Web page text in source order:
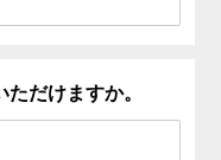
だけますか。